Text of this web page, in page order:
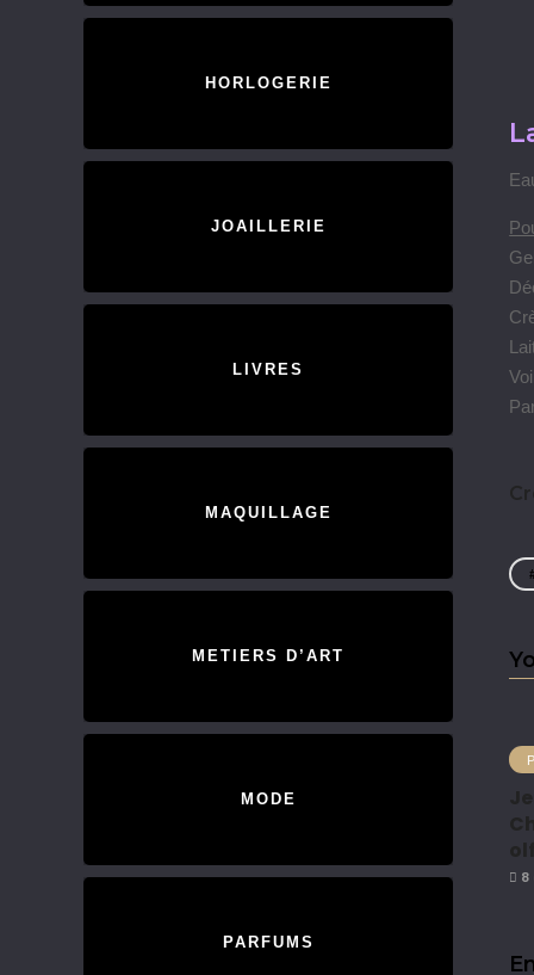
8
HORLOGERIE
JOAILLERIE
LIVRES
MAQUILLAGE
METIERS D’ART
MODE
PARFUMS